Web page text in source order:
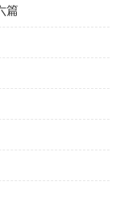
篇